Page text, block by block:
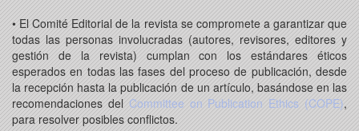
• El Comité Editorial de la revista se compromete a garantizar que
todas las personas involucradas (autores, revisores, editores y
gestión de la revista) cumplan con los estándares éticos
esperados en todas las fases del proceso de publicación, desde
la recepción hasta la publicación de un artículo, basándose en las
recomendaciones delCommittee on Publication Ethics (COPE),
para resolver posibles conflictos.